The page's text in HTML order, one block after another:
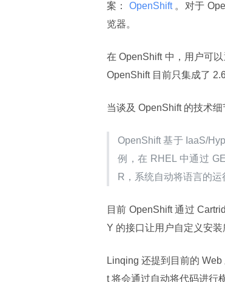
案：
OpenShift 。对于
览器。
在 OpenShift 中，用户可
OpenShift 目前只集成了 2.6
当谈及 OpenShift 的技术
OpenShift 基于 IaaS/
例，在 RHEL 中通过
R，系统自动将语言的运
目前 OpenShift 通过
Y 的接口让用户自定义安
Linqing 还提到目前的
t 将会通过自动将代码进行